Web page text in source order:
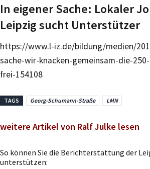
In eigener Sache: Lokaler
Leipzig sucht Unterstützer
https://www.l-iz.de/bildung/medien/
sache-wir-knacken-gemeinsam-die-
frei-154108
TAGS Georg-Schumann-Straße LMN
weitere Artikel von Ralf Julke lesen
So können Sie die Berichterstattung der
unterstützen: